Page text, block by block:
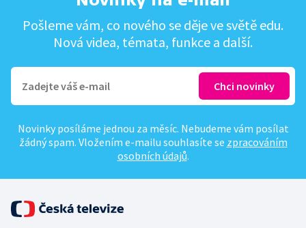
Pošleme vám, co nového se děje ve světě edu.
Nová videa, témata, funkce a další.
Novinky posíláme jednou za měsíc. Nebudeme vám posílat
žádný spam. Vložením e-mailu souhlasíte se zpracováním
osobních údajů.